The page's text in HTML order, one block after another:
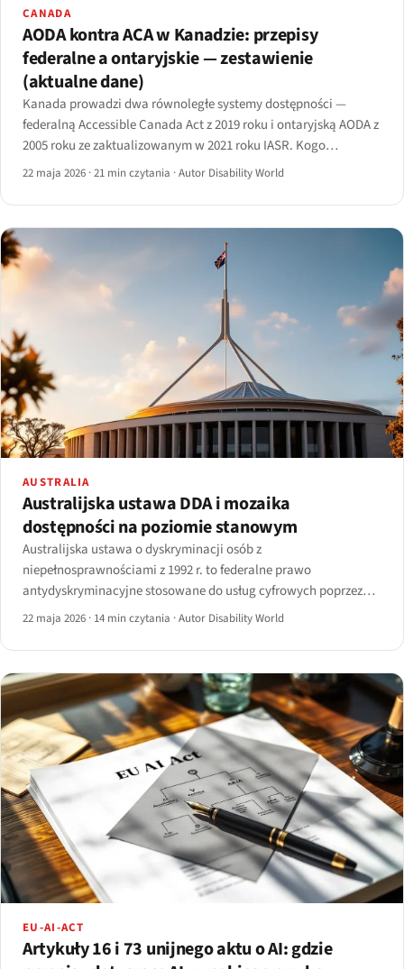
CANADA
AODA kontra ACA w Kanadzie: przepisy
federalne a ontaryjskie — zestawienie
(aktualne dane)
Kanada prowadzi dwa równoległe systemy dostępności —
federalną Accessible Canada Act z 2019 roku i ontaryjską AODA z
2005 roku ze zaktualizowanym w 2021 roku IASR. Kogo
obowiązują, kiedy wchodzą w życie wymogi, jakie standardy
22 maja 2026 ·21 min czytania ·Autor Disability World
AUSTRALIA
Australijska ustawa DDA i mozaika
dostępności na poziomie stanowym
Australijska ustawa o dyskryminacji osób z
niepełnosprawnościami z 1992 r. to federalne prawo
antydyskryminacyjne stosowane do usług cyfrowych poprzez
orzecznictwo od sprawy Maguire przeciwko SOCOG (2000).
22 maja 2026 · 14 min czytania ·Autor Disability World
EU-AI-ACT
Artykuły 16 i 73 unijnego aktu o AI: gdzie